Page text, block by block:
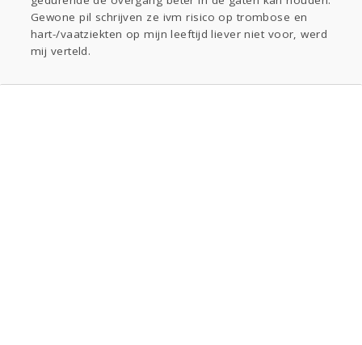
Gewone pil schrijven ze ivm risico op trombose en
hart-/vaatziekten op mijn leeftijd liever niet voor, werd
mij verteld.